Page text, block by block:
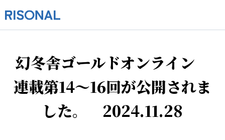
幻冬舎ゴールドオンライン
連載第14〜16回が公開されま
した。 2024.11.28